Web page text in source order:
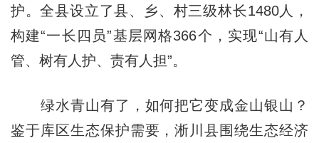
护。全县设立了县、乡、村三级林长1480人，
构建“一长四员”基层网格366个，实现“山有人
管、树有人护、责有人担”。
绿水青山有了，如何把它变成金山银山？
鉴于库区生态保护需要，淅川县围绕生态经济